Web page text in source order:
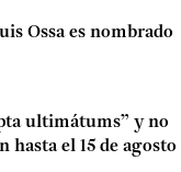
Ossa es nombrado
ultimátums” y no
hasta el 15 de agosto